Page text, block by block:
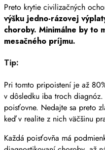
Preto krytie civilizačných
výšku jedno-rázovej
choroby. Minimálne by to
mesačného príjmu.
Tip:
Pri tomto pripoistení je až
v dôsledku iba troch
poisťovne. Nedajte sa preto
keď v realite z nich väčšinu
Každá poisťovňa má